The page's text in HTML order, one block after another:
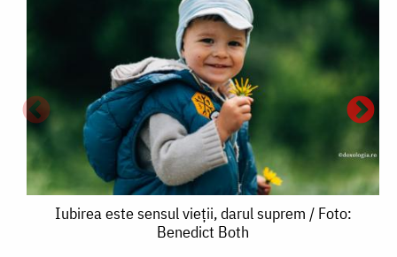
Iubirea
Iubirea este sensul vieții, darul suprem / Foto:
Benedict Both